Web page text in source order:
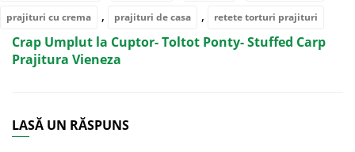
prajituri cu crema , prajituri de casa , retete torturi prajituri
Crap Umplut la Cuptor- Toltot Ponty- Stuffed Carp
Prajitura Vieneza
LASĂ UN RĂSPUNS